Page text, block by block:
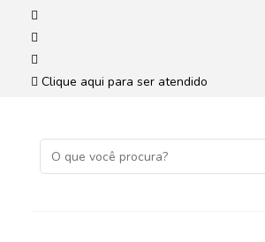
Clique aqui para ser atendido